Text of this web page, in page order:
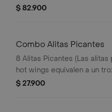
Pequeñas + 1 Balde de Salsa 100g + 1
$ 82.900
Combo Alitas Picantes
8 Alitas Picantes (Las alitas
hot wings equivalen a un
+ 1 Papa Pequeña + 1
$ 27.900